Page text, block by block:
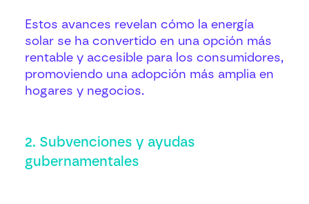
Estos avances revelan cómo la energía
solar se ha convertido en una opción más
rentable y accesible para los consumidores,
promoviendo una adopción más amplia en
hogares y negocios.
2. Subvenciones y ayudas
gubernamentales